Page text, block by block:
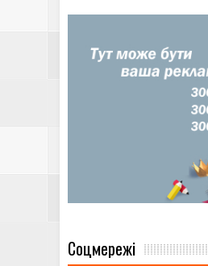
Соцмережі